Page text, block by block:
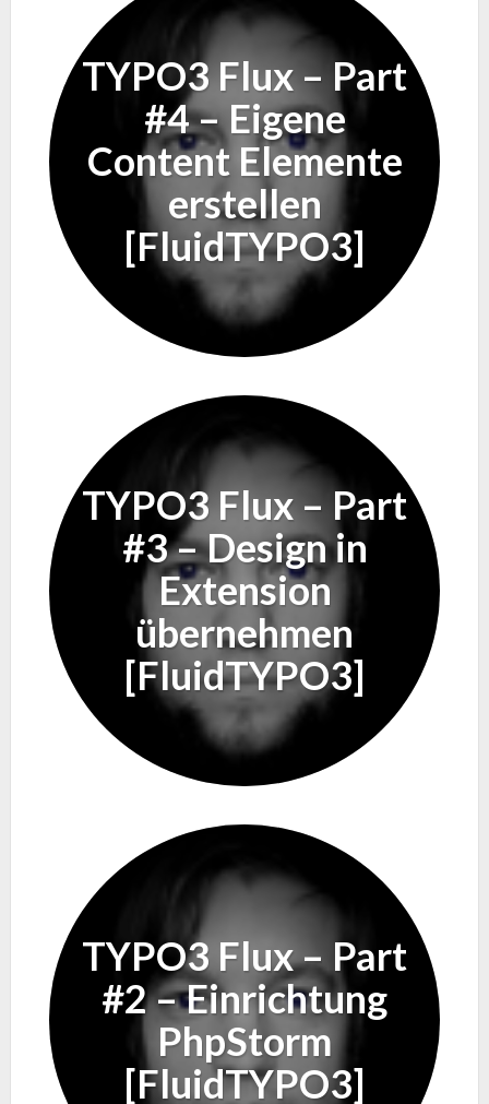
TYPO3 Flux – Part
#4 – Eigene
Content Elemente
erstellen
[FluidTYPO3]
TYPO3 Flux – Part
#3 – Design in
Extension
übernehmen
[FluidTYPO3]
TYPO3 Flux – Part
#2 – Einrichtung
PhpStorm
[FluidTYPO3]